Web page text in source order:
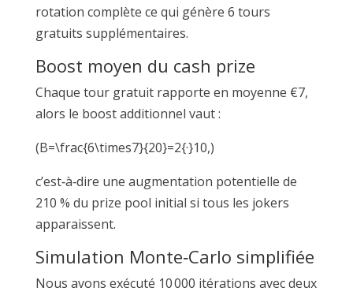
rotation complète ce qui génère 6 tours
gratuits supplémentaires.
Boost moyen du cash prize
Chaque tour gratuit rapporte en moyenne €7,
alors le boost additionnel vaut :
(B=\frac{6\times7}{20}=2{·}10,)
c’est‑à‑dire une augmentation potentielle de
210 % du prize pool initial si tous les jokers
apparaissent.
Simulation Monte‑Carlo simplifiée
Nous avons exécuté 10 000 itérations avec deux